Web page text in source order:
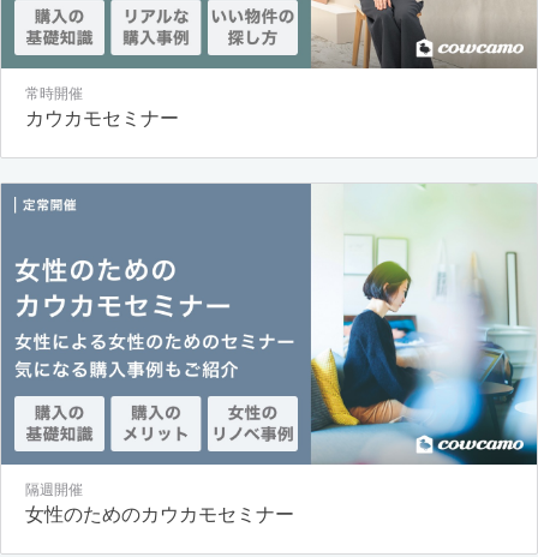
常時開催
カウカモセミナー
隔週開催
女性のためのカウカモセミナー